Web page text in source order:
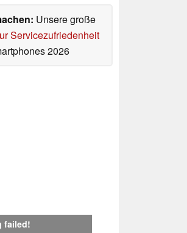
Unsere große
Servicezufriedenheit
2026
failed!